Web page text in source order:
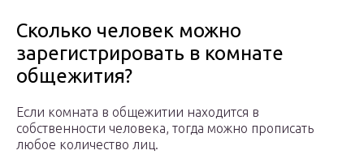
Сколько человек можно
зарегистрировать в комнате
общежития?
Если комната в общежитии находится в
собственности человека, тогда можно прописать
любое количество лиц.